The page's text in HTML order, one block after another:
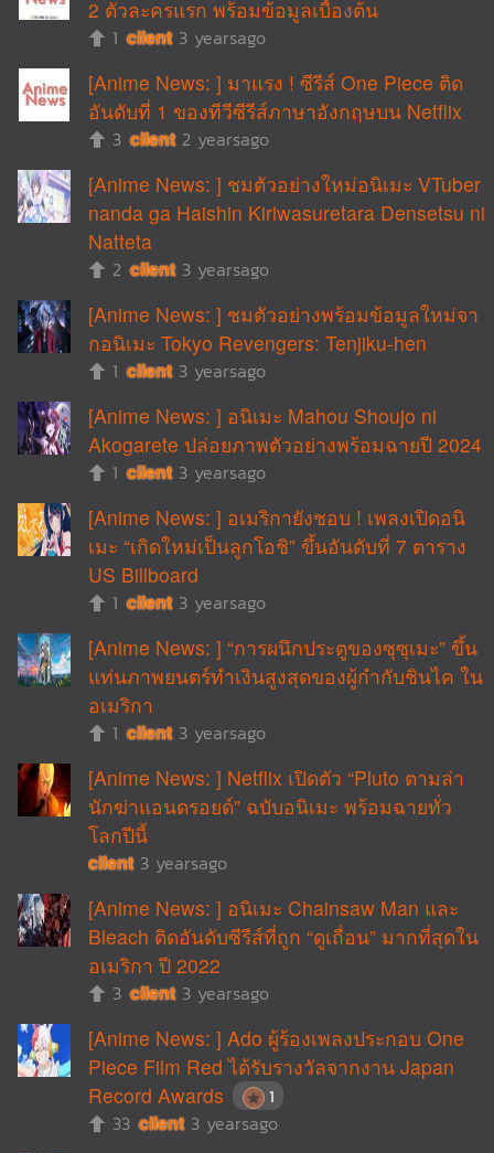
2 ตัวละครแรก พร้อมข้อมูลเบื้องต้น
1 cilent 3 yearsago
[Anime News: ] มาแรง ! ซีรีส์ One Piece ติด
อันดับที่ 1 ของทีวีซีรีส์ภาษาอังกฤษบน Netflix
3 cilent 2 yearsago
[Anime News: ] ชมตัวอย่างใหม่อนิเมะ VTuber
nanda ga Haishin Kiriwasuretara Densetsu ni
Natteta
2 cilent 3 yearsago
[Anime News: ] ชมตัวอย่างพร้อมข้อมูลใหม่จา
กอนิเมะ Tokyo Revengers: Tenjiku-hen
1 cilent 3 yearsago
[Anime News: ] อนิเมะ Mahou Shoujo ni
Akogarete ปล่อยภาพตัวอย่างพร้อมฉายปี 2024
1 cilent 3 yearsago
[Anime News: ] อเมริกายังชอบ ! เพลงเปิดอนิ
เมะ “เกิดใหม่เป็นลูกโอชิ” ขึ้นอันดับที่ 7 ตาราง
US Billboard
1 cilent 3 yearsago
[Anime News: ] “การผนึกประตูของซุซุเมะ” ขึ้น
แท่นภาพยนตร์ทำเงินสูงสุดของผู้กำกับชินไค ใน
อเมริกา
1 cilent 3 yearsago
[Anime News: ] Netflix เปิดตัว “Pluto ตามล่า
นักฆ่าแอนดรอยด์” ฉบับอนิเมะ พร้อมฉายทั่ว
โลกปีนี้
cilent 3 yearsago
[Anime News: ] อนิเมะ Chainsaw Man และ
Bleach ติดอันดับซีรีส์ที่ถูก “ดูเถื่อน” มากที่สุดใน
อเมริกา ปี 2022
3 cilent 3 yearsago
[Anime News: ] Ado ผู้ร้องเพลงประกอบ One
Piece Film Red ได้รับรางวัลจากงาน Japan
Record Awards
1
33 cilent 3 yearsago